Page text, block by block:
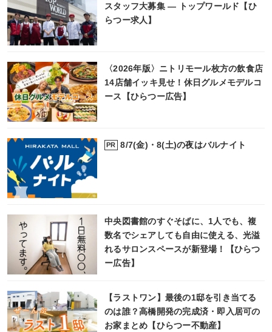
スタッフ大募集 ― トップワールド【ひ
らつー求人】
〈2026年版〉ニトリモール枚方の飲食店
14店舗イッキ見せ！休日グルメモデルコ
ース【ひらつー広告】
PR 8/7(金)・8(土)の夜はバルナイト
中央図書館のすぐそばに、1人でも、複
数名でシェアしても自由に使える、光溢
れるサロンスペースが新登場！【ひらつ
ー広告】
【ラストワン】最後の1邸を引き当てる
のは誰？高橋開発の完成済・即入居可の
お家まとめ【ひらつー不動産】